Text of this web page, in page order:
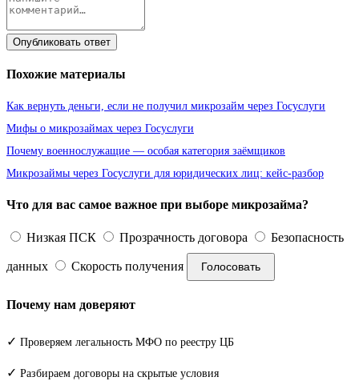
Опубликовать ответ
Похожие материалы
Как вернуть деньги, если не получил микрозайм через Госуслуги
Мифы о микрозаймах через Госуслуги
Почему военнослужащие — особая категория заёмщиков
Микрозаймы через Госуслуги для юридических лиц: кейс-разбор
Что для вас самое важное при выборе микрозайма?
Низкая ПСК Прозрачность договора Безопасность
данных Скорость получения Голосовать
Почему нам доверяют
✓ Проверяем легальность МФО по реестру ЦБ
✓ Разбираем договоры на скрытые условия